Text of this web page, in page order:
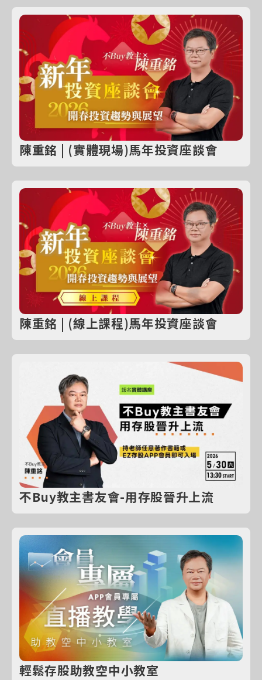
陳重銘 | (實體現場)馬年投資座談會
陳重銘 | (線上課程)馬年投資座談會
不Buy教主書友會-用存股晉升上流
輕鬆存股助教空中小教室